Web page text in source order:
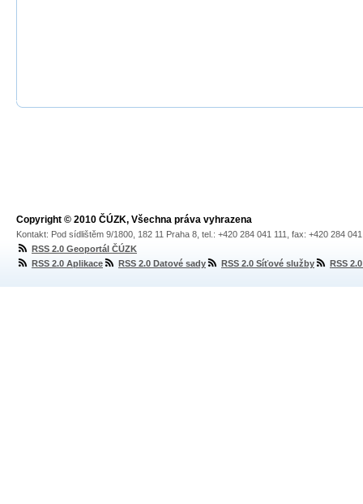
Copyright © 2010 ČÚZK, Všechna práva vyhrazena
Kontakt: Pod sídlištěm 9/1800, 182 11 Praha 8, tel.: +420 284 041 111, fax: +420 284
RSS 2.0 Geoportál ČÚZK
RSS 2.0 Aplikace
RSS 2.0 Datové sady RSS 2.0 Síťové služby RSS